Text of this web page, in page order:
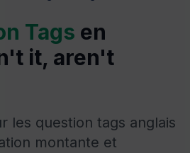
Tags en
it, aren't
les question tags anglais
montante et